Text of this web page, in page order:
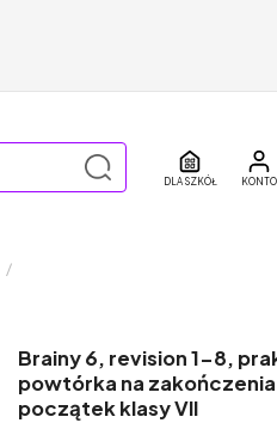
DLA SZKÓŁ
/
Brainy 6, revision 1-8,
powtórka na
początek klasy VII